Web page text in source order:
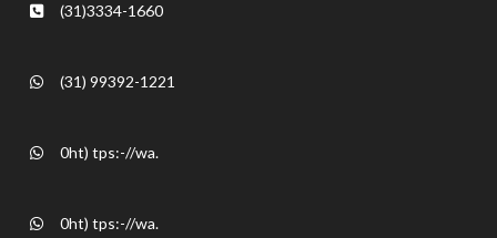
(31)3334-1660
(31) 99392-1221
0ht) tps:-//wa.
0ht) tps:-//wa.